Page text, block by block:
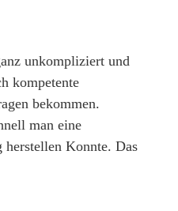
unkompliziert und
kompetente
bekommen.
man eine
herstellen Konnte. Das